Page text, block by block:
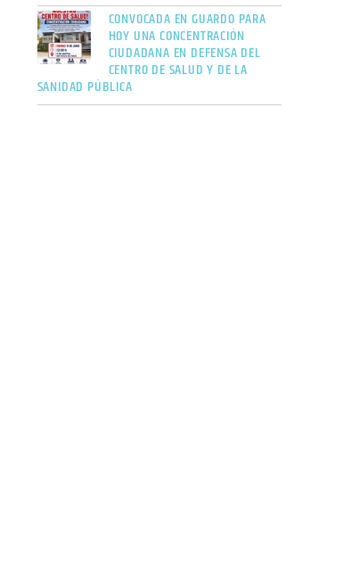
CONVOCADA EN GUARDO PARA
HOY UNA CONCENTRACIÓN
CIUDADANA EN DEFENSA DEL
CENTRO DE SALUD Y DE LA
SANIDAD PÚBLICA